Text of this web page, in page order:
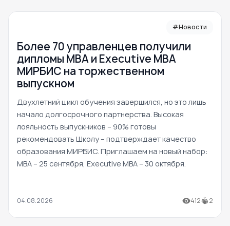
#Новости
Более 70 управленцев получили
дипломы MBA и Executive MBA
МИРБИС на торжественном
выпускном
Двухлетний цикл обучения завершился, но это лишь
начало долгосрочного партнерства. Высокая
лояльность выпускников – 90% готовы
рекомендовать Школу – подтверждает качество
образования МИРБИС. Приглашаем на новый набор:
MBA – 25 сентября, Executive MBA – 30 октября.
04.08.2026 412 2